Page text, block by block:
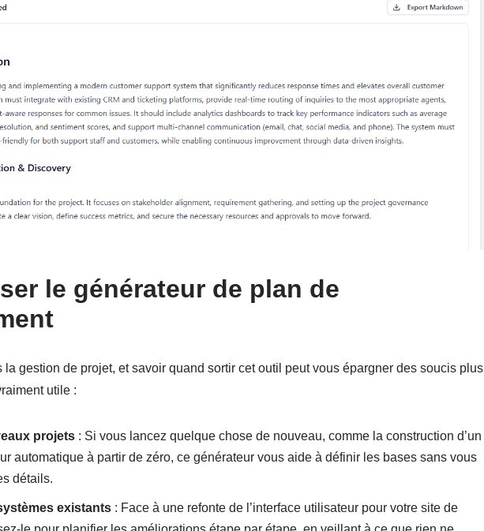
le générateur de plan de
la gestion de projet, et savoir quand sortir cet outil peut vous épargner des soucis plus
utile :
projets : Si vous lancez quelque chose de nouveau, comme la construction d’un
automatique à partir de zéro, ce générateur vous aide à définir les bases sans vous
détails.
existants : Face à une refonte de l’interface utilisateur pour votre site de